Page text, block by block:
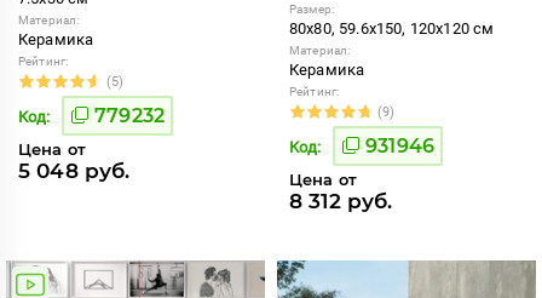
Материал:
Керамика
Рейтинг:
(5)
Код: 779232
Цена от
5 048 руб.
Размер:
80x80, 59.6x150, 120x120 см
Материал:
Керамика
Рейтинг:
(9)
Код: 931946
Цена от
8 312 руб.